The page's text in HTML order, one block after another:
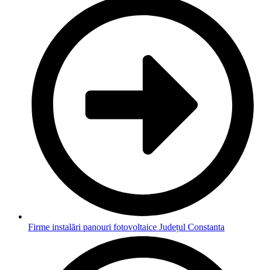
Firme instalări panouri fotovoltaice Județul Constanta